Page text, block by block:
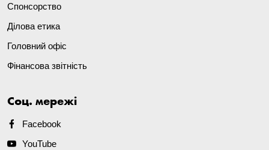
Спонсорство
Ділова етика
Головний офіс
Фінансова звітність
Соц. мережі
Facebook
YouTube